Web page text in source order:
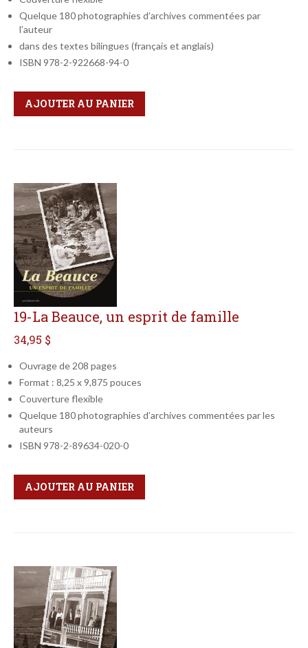
Quelque 180 photographies d’archives commentées par
l’auteur
dans des textes bilingues (français et anglais)
ISBN 978-2-922668-94-0
Qté
Format
AJOUTER AU PANIER
19-La Beauce, un esprit de famille
34,95 $
Ouvrage de 208 pages
Format : 8,25 x 9,875 pouces
Couverture flexible
Quelque 180 photographies d’archives commentées par les
auteurs
ISBN 978-2-89634-020-0
Qté
Format
AJOUTER AU PANIER